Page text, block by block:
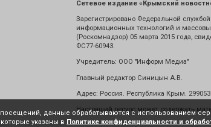
Сетевое издание «Крымский
Зарегистрировано Федеральной
информационных технологий и
(Роскомнадзор) 05 марта 2015 года,
ФС77-60943.
Учредитель: ООО "Информ Медиа"
Главный редактор Синицын А.В.
Адрес: Россия. Республика Крым.
Настоящий ресурс может содержать
посещений, данные обрабатываются с использованием
указаны в Политике конфиденциальности и